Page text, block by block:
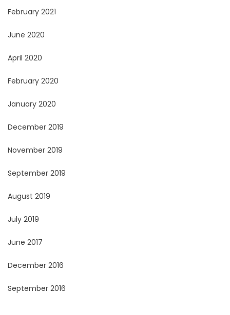
February 2021
June 2020
April 2020
February 2020
January 2020
December 2019
November 2019
September 2019
August 2019
July 2019
June 2017
December 2016
September 2016